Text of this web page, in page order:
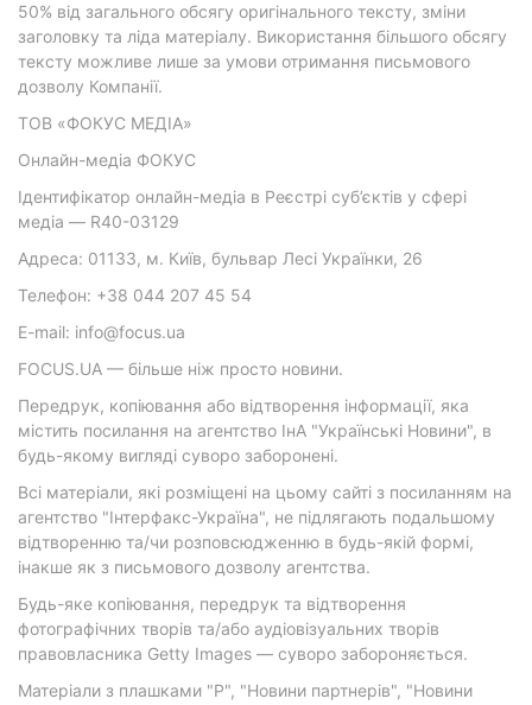
50% від загального обсягу оригінального тексту, зміни
заголовку та ліда матеріалу. Використання більшого обсягу
тексту можливе лише за умови отримання письмового
дозволу Компанії.
ТОВ «ФОКУС МЕДІА»
Онлайн-медіа ФОКУС
Ідентифікатор онлайн-медіа в Реєстрі суб’єктів у сфері
медіа — R40-03129
Адреса: 01133, м. Київ, бульвар Лесі Українки, 26
Телефон: +38 044 207 45 54
E-mail: info@focus.ua
FOCUS.UA — більше ніж просто новини.
Передрук, копіювання або відтворення інформації, яка
містить посилання на агентство ІнА "Українські Новини", в
будь-якому вигляді суворо заборонені.
Всі матеріали, які розміщені на цьому сайті з посиланням на
агентство "Інтерфакс-Україна", не підлягають подальшому
відтворенню та/чи розповсюдженню в будь-якій формі,
інакше як з письмового дозволу агентства.
Будь-яке копіювання, передрук та відтворення
фотографічних творів та/або аудіовізуальних творів
правовласника Getty Images — суворо забороняється.
Матеріали з плашками "Р", "Новини партнерів", "Новини